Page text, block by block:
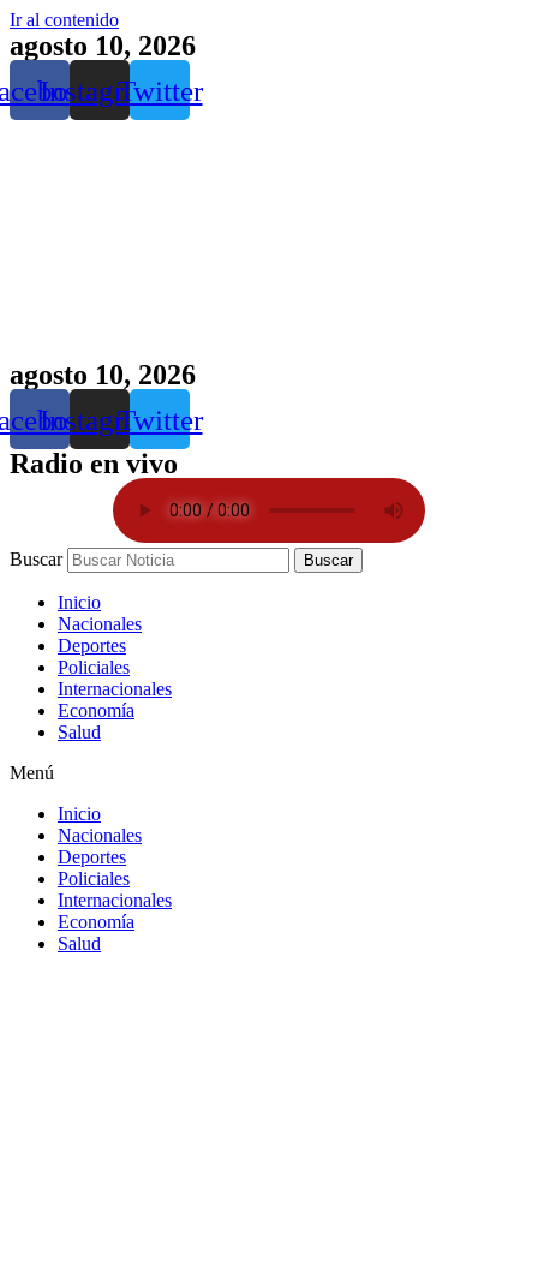
Ir al contenido
agosto 10, 2026
InstagramTwitter
agosto 10, 2026
InstagramTwitter
Radio en vivo
Buscar Buscar
Inicio
Nacionales
Deportes
Policiales
Internacionales
Economía
Salud
Menú
Inicio
Nacionales
Deportes
Policiales
Internacionales
Economía
Salud